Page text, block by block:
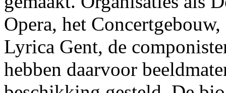
Opera, het Concertgebouw,
Lyrica Gent, de
hebben daarvoor